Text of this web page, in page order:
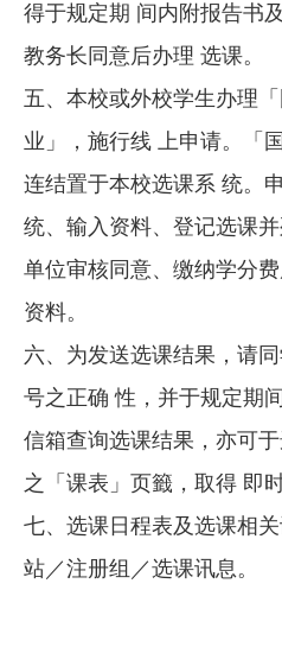
得于规定期 间内附报告书
教务长同意后办理 选课。
五、本校或外校学生办理
业」，施行线 上申请。「
连结置于本校选课系 统。
统、输入资料、登记选课
单位审核同意、缴纳学分
资料。
六、为发送选课结果，请
号之正确 性，并于规定期
信箱查询选课结果，亦可
之「课表」页籤，取得 即
七、选课日程表及选课相
站／注册组／选课讯息。